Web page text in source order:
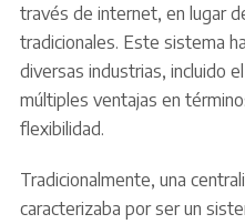
través de internet, en lugar
tradicionales. Este sistema
diversas industrias, incluido
múltiples ventajas en
flexibilidad.
Tradicionalmente, una
caracterizaba por ser un